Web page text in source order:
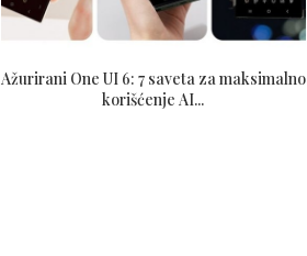
Ažurirani One UI 6: 7 saveta za maksimalno
korišćenje AI...